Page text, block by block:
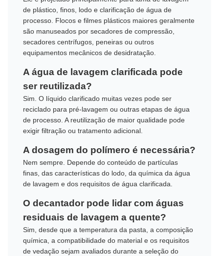
de plástico, finos, lodo e clarificação de água de
processo. Flocos e filmes plásticos maiores geralmente
são manuseados por secadores de compressão,
secadores centrífugos, peneiras ou outros
equipamentos mecânicos de desidratação.
A água de lavagem clarificada pode
ser reutilizada?
Sim. O líquido clarificado muitas vezes pode ser
reciclado para pré-lavagem ou outras etapas de água
de processo. A reutilização de maior qualidade pode
exigir filtração ou tratamento adicional.
A dosagem do polímero é necessária?
Nem sempre. Depende do conteúdo de partículas
finas, das características do lodo, da química da água
de lavagem e dos requisitos de água clarificada.
O decantador pode lidar com águas
residuais de lavagem a quente?
Sim, desde que a temperatura da pasta, a composição
química, a compatibilidade do material e os requisitos
de vedação sejam avaliados durante a seleção do